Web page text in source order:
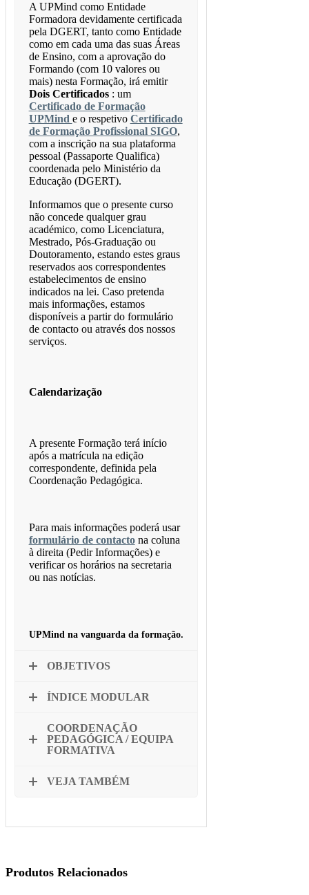
A UPMind como Entidade
Formadora devidamente certificada
pela DGERT, tanto como Entidade
como em cada uma das suas Áreas
de Ensino, com a aprovação do
Formando (com 10 valores ou
mais) nesta Formação, irá emitir
Dois Certificados: um
Certificado de Formação
UPMind e o respetivo Certificado
de Formação Profissional SIGO,
com a inscrição na sua plataforma
pessoal (Passaporte Qualifica)
coordenada pelo Ministério da
Educação (DGERT).
Informamos que o presente curso
não concede qualquer grau
académico, como Licenciatura,
Mestrado, Pós-Graduação ou
Doutoramento, estando estes graus
reservados aos correspondentes
estabelecimentos de ensino
indicados na lei. Caso pretenda
mais informações, estamos
disponíveis a partir do formulário
de contacto ou através dos nossos
serviços.
Calendarização
A presente Formação terá início
após a matrícula na edição
correspondente, definida pela
Coordenação Pedagógica.
Para mais informações poderá usar
formulário de contactona coluna
à direita (Pedir Informações) e
verificar os horários na secretaria
ou nas notícias.
UPMind na vanguarda da formação.
OBJETIVOS
ÍNDICE MODULAR
COORDENAÇÃO
PEDAGÓGICA / EQUIPA
FORMATIVA
VEJA TAMBÉM
Produtos Relacionados